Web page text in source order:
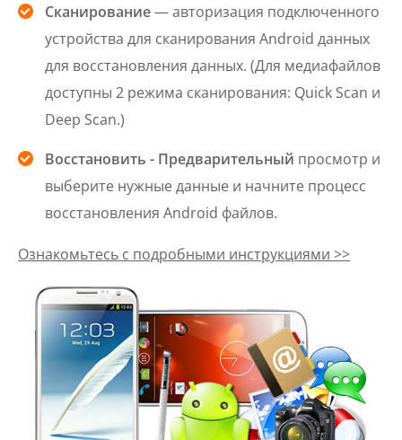
Сканирование— авторизация подключенного
устройства для сканирования Android данных
для восстановления данных. (Для медиафайлов
доступны 2 режима сканирования: Quick Scan и
Deep Scan.)
Восстановить - Предварительный просмотр и
выберите нужные данные и начните процесс
восстановления Android файлов.
Ознакомьтесь с подробными инструкциями >>